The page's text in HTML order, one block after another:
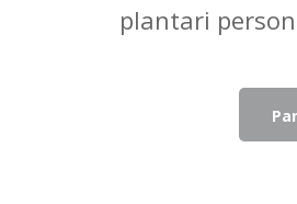
plantari